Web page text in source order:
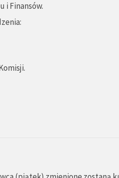
i Finansów.